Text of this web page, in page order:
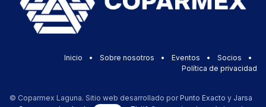
Inicio • Sobre nosotros • Eventos • Socios
•
Política de privacidad
© Coparmex Laguna. Sitio web desarrollado por Punto Exacto y Jarsa